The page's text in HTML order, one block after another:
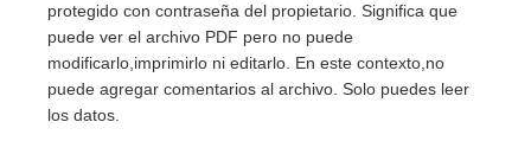
protegido con contraseña del propietario. Significa que
puede ver el archivo PDF pero no puede
modificarlo,imprimirlo ni editarlo. En este contexto,no
puede agregar comentarios al archivo. Solo puedes leer
los datos.